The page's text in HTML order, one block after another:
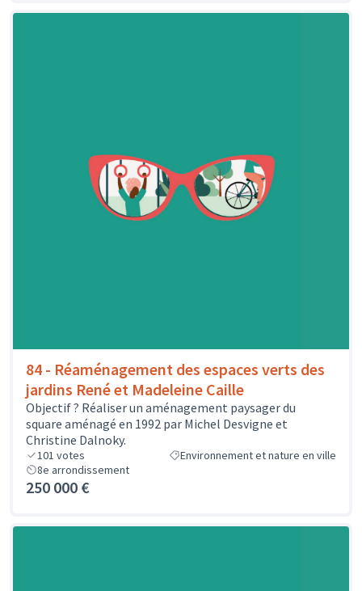
84 - Réaménagement des espaces verts des
jardins René et Madeleine Caille
Objectif ? Réaliser un aménagement paysager du
square aménagé en 1992 par Michel Desvigne et
Christine Dalnoky.
101 votes
Environnement et nature en ville
8e arrondissement
250 000 €